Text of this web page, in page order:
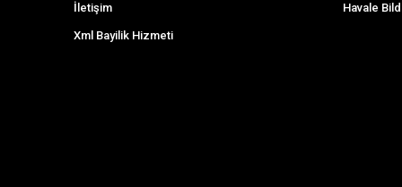
İletişim
Xml Bayilik Hizmeti
Havale